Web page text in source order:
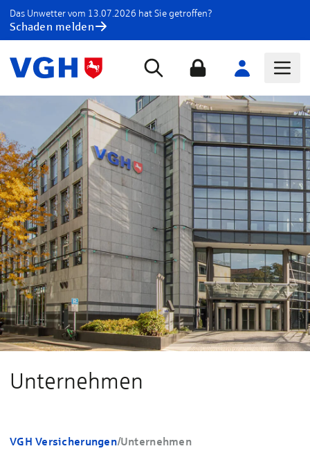
Das Unwetter vom 13.07.2026 hat Sie getroffen?
Schaden melden
Unternehmen
VGH Versicherungen/Unternehmen